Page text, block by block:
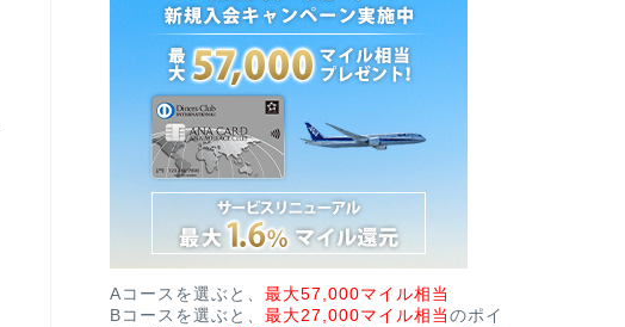
Aコースを選ぶと、 最大57,000マイル相当
Bコースを選ぶと、 最大27,000マイル相当 のポイ